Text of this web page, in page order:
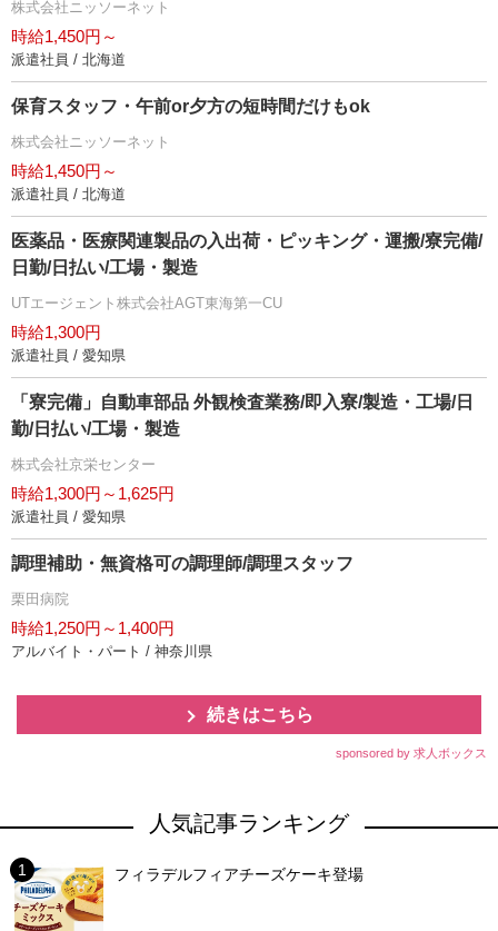
株式会社ニッソーネット
時給1,450円～
派遣社員 / 北海道
保育スタッフ・午前or夕方の短時間だけもok
株式会社ニッソーネット
時給1,450円～
派遣社員 / 北海道
医薬品・医療関連製品の入出荷・ピッキング・運搬/寮完備/
日勤/日払い/工場・製造
UTエージェント株式会社AGT東海第一CU
時給1,300円
派遣社員 / 愛知県
「寮完備」自動車部品 外観検査業務/即入寮/製造・工場/日
勤/日払い/工場・製造
株式会社京栄センター
時給1,300円～1,625円
派遣社員 / 愛知県
調理補助・無資格可の調理師/調理スタッフ
栗田病院
時給1,250円～1,400円
アルバイト・パート / 神奈川県
続きはこちら
sponsored by 求人ボックス
人気記事ランキング
フィラデルフィアチーズケーキ登場